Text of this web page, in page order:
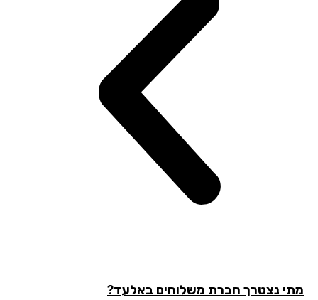
נצטרך חברת משלוחים באלעד?